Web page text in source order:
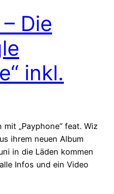
Die
inkl.
„Payphone“ feat. Wiz
ihrem neuen Album
in die Läden kommen
Infos und ein Video